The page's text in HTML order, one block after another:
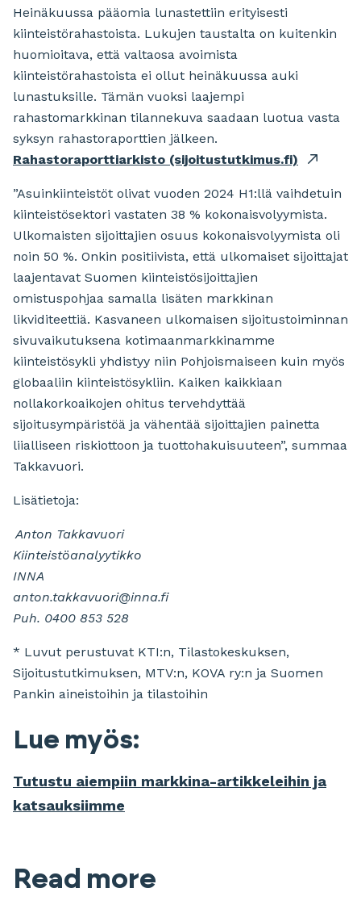
Heinäkuussa pääomia lunastettiin erityisesti
kiinteistörahastoista. Lukujen taustalta on kuitenkin
huomioitava, että valtaosa avoimista
kiinteistörahastoista ei ollut heinäkuussa auki
lunastuksille. Tämän vuoksi laajempi
rahastomarkkinan tilannekuva saadaan luotua vasta
syksyn rahastoraporttien jälkeen.
Rahastoraporttiarkisto (sijoitustutkimus.fi)
”Asuinkiinteistöt olivat vuoden 2024 H1:llä vaihdetuin
kiinteistösektori vastaten 38 % kokonaisvolyymista.
Ulkomaisten sijoittajien osuus kokonaisvolyymista oli
noin 50 %. Onkin positiivista, että ulkomaiset sijoittajat
laajentavat Suomen kiinteistösijoittajien
omistuspohjaa samalla lisäten markkinan
likviditeettiä. Kasvaneen ulkomaisen sijoitustoiminnan
sivuvaikutuksena kotimaanmarkkinamme
kiinteistösykli yhdistyy niin Pohjoismaiseen kuin myös
globaaliin kiinteistösykliin. Kaiken kaikkiaan
nollakorkoaikojen ohitus tervehdyttää
sijoitusympäristöä ja vähentää sijoittajien painetta
liialliseen riskiottoon ja tuottohakuisuuteen”, summaa
Takkavuori.
Lisätietoja:
Anton Takkavuori
Kiinteistöanalyytikko
INNA
anton.takkavuori@inna.fi
Puh. 0400 853 528
* Luvut perustuvat KTI:n, Tilastokeskuksen,
Sijoitustutkimuksen, MTV:n, KOVA ry:n ja Suomen
Pankin aineistoihin ja tilastoihin
Lue myös:
Tutustu aiempiin markkina-artikkeleihin ja
katsauksiimme
Read more